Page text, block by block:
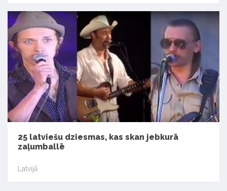
25 latviešu dziesmas, kas skan jebkurā
zaļumballē
Latvijā